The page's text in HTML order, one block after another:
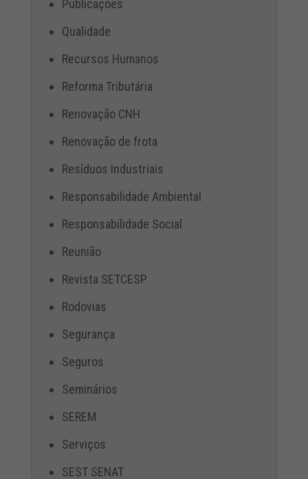
Publicações
Qualidade
Recursos Humanos
Reforma Tributária
Renovação CNH
Renovação de frota
Resíduos Industriais
Responsabilidade Ambiental
Responsabilidade Social
Reunião
Revista SETCESP
Rodovias
Segurança
Seguros
Seminários
SEREM
Serviços
SEST SENAT